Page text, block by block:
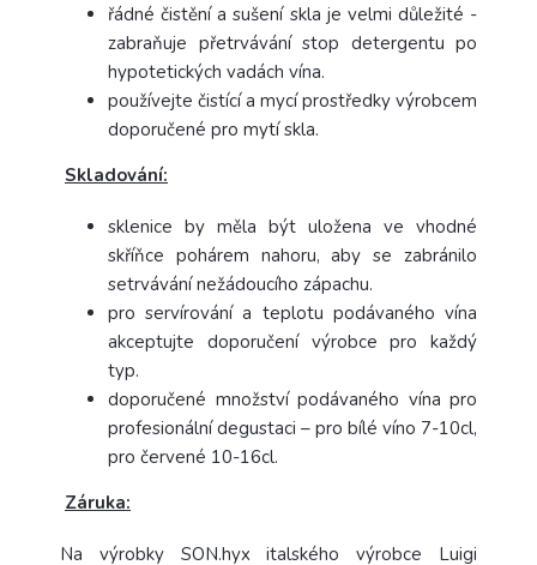
řádné čistění a sušení skla je velmi důležité -
zabraňuje přetrvávání stop detergentu po
hypotetických vadách vína.
používejte čistící a mycí prostředky výrobcem
doporučené pro mytí skla.
Skladování:
sklenice by měla být uložena ve vhodné
skříňce pohárem nahoru, aby se zabránilo
setrvávání nežádoucího zápachu.
pro servírování a teplotu podávaného vína
akceptujte doporučení výrobce pro každý
typ.
doporučené množství podávaného vína pro
profesionální degustaci – pro bílé víno 7-10cl,
pro červené 10-16cl.
Záruka:
Na výrobky SON.hyx italského výrobce Luigi